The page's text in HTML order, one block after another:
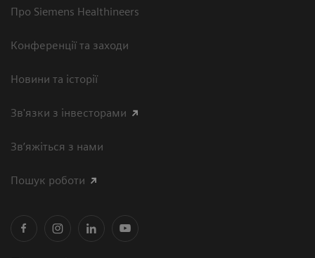
Про Siemens Healthineers
Конференції та заходи
Новини та історії
Зв'язки з інвесторами
Зв’яжіться з нами
Пошук роботи